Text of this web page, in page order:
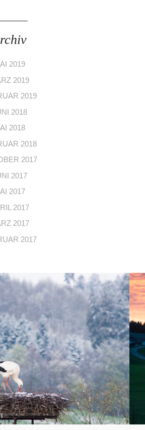
2019
2019
2019
2018
2018
2018
2017
2017
2017
2017
2017
2017